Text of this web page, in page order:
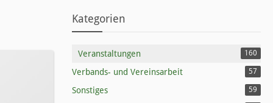
Kategorien
Veranstaltungen 160
Verbands- und Vereinsarbeit 57
Sonstiges 59